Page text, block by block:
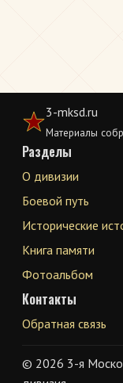
3-mksd.ru
Материалы
Разделы
О дивизии
Боевой путь
Исторические
Книга памяти
Фотоальбом
Контакты
Обратная связь
© 2026 3-я